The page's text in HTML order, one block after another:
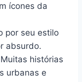
ícones da
por seu estilo
absurdo.
Muitas histórias
urbanas e